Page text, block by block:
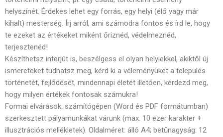
helyszínét. Érdekes lehet egy forrás, egy helyi (élő vagy már
kihalt) mesterség. Írj arról, ami számodra fontos és írd le, hogy
te ezeket az értékeket miként őriznéd, védelmeznéd,
terjesztenéd!
Készíthetsz interjút is, beszélgess el olyan helyiekkel, akiktől új
ismereteket tudhatsz meg, kérd ki a véleményüket a település
történetét, fejlődését, mindennapi életét illetően, kérdezd meg,
hogy milyen értékek fontosak számukra!
Formai elvárások: számítógépen (Word és PDF formátumban)
szerkesztett pályamunkákat várunk (max. 10 ezer karakter +
illusztrációs mellékletek). Oldalméret: álló A4; betűnagyság: 12